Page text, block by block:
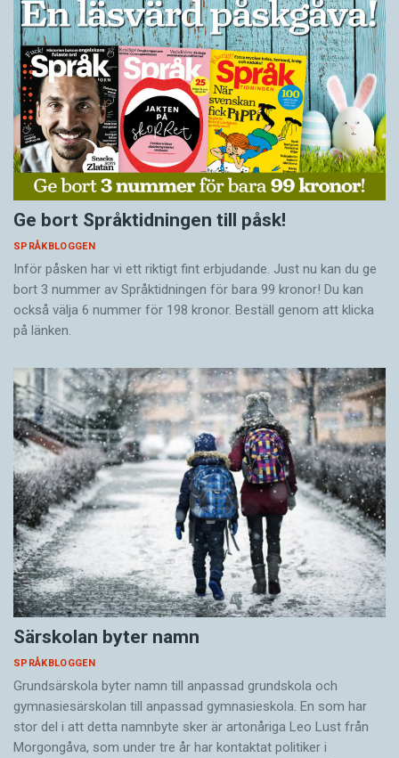
Ge bort Språktidningen till påsk!
SPRÅKBLOGGEN
Inför påsken har vi ett riktigt fint erbjudande. Just nu kan du ge
bort 3 nummer av Språktidningen för bara 99 kronor! Du kan
också välja 6 nummer för 198 kronor. Beställ genom att klicka
på länken.
Särskolan byter namn
SPRÅKBLOGGEN
Grundsärskola byter namn till anpassad grundskola och
gymnasiesärskolan till anpassad gymnasieskola. En som har
stor del i att detta namnbyte sker är artonåriga Leo Lust från
Morgongåva, som under tre år har kontaktat politiker i